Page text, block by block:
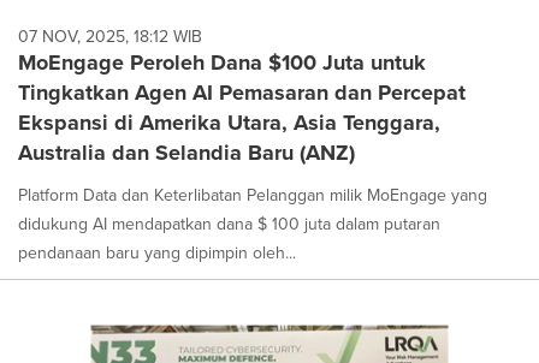
07 NOV, 2025, 18:12 WIB
MoEngage Peroleh Dana $100 Juta untuk
Tingkatkan Agen AI Pemasaran dan Percepat
Ekspansi di Amerika Utara, Asia Tenggara,
Australia dan Selandia Baru (ANZ)
Platform Data dan Keterlibatan Pelanggan milik MoEngage yang
didukung AI mendapatkan dana $ 100 juta dalam putaran
pendanaan baru yang dipimpin oleh...